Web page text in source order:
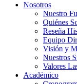
Nosotros
Nuestro
Quiénes
Reseña
Equipo
Visión y
Nuestros
Valores
Académico